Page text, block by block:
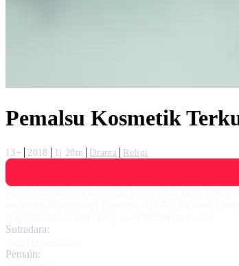
Pemalsu Kosmetik
13+ 2018 1j 20m Drama
Religi
Sutradara:
Pemain: